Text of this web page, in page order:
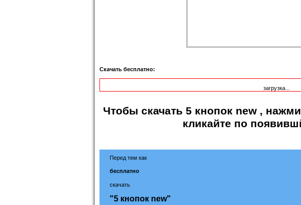
Скачать бесплатно:
загрузка...
Чтобы скачать 5 кнопок new,
кликайте по
Перед тем как
бесплатно
скачать
"5 кнопок new"